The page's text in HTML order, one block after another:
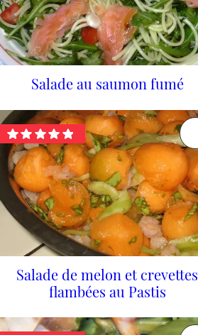
Salade au saumon fumé
Salade de melon et crevettes
flambées au Pastis